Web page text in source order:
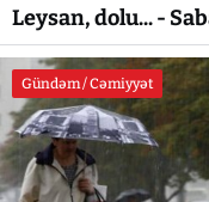
Leysan, dolu... -
Gündəm / Cəmiyyət